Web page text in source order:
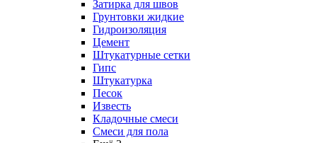
Затирка для швов
Грунтовки жидкие
Гидроизоляция
Цемент
Штукатурные сетки
Гипс
Штукатурка
Песок
Известь
Кладочные смеси
Смеси для пола